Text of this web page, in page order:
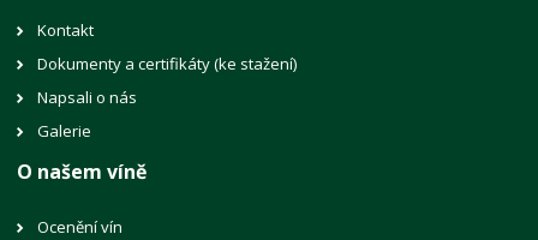
Kontakt
Dokumenty a certifikáty (ke stažení)
Napsali o nás
Galerie
O našem víně
Ocenění vín